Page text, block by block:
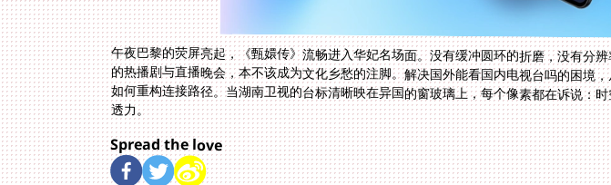
午夜巴黎的荧屏亮起，《甄嬛传》流畅进入华妃名场面。没有缓冲圆环的折磨，没有分
的热播剧与直播晚会，本不该成为文化乡愁的注脚。解决国外能看国内电视台吗的困境
如何重构连接路径。当湖南卫视的台标清晰映在异国的窗玻璃上，每个像素都在诉说：
透力。
Spread the love